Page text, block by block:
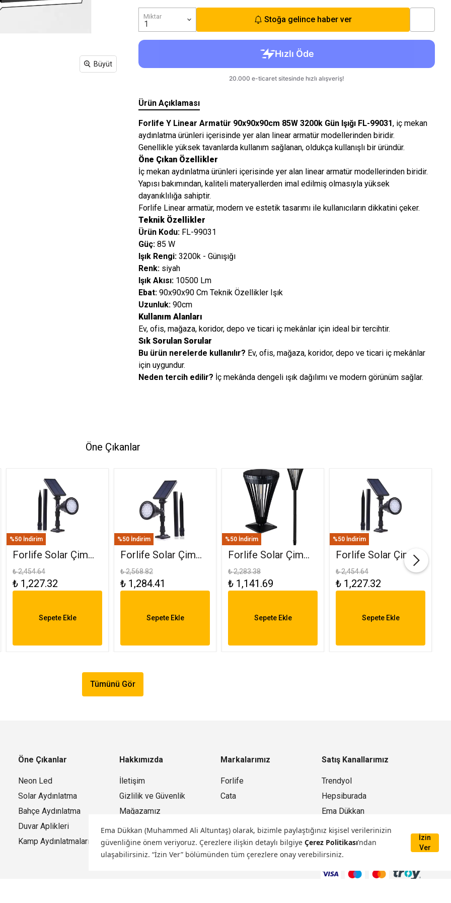
Işıkları
Ema Dükkan (Muhammed Ali Altuntaş) olarak, bizimle paylaştığınız kişisel verilerinizin
güvenliğine önem veriyoruz. Çerezlere ilişkin detaylı bilgiye Çerez Politikası’ndan
ulaşabilirsiniz. “İzin Ver” bölümünden tüm çerezlere onay verebilirsiniz.
İzin
Ver
Büyüt
Miktar Stoğa gelince haber ver
Ürün Açıklaması
Forlife Y Linear Armatür 90x90x90cm 85W 3200k Gün Işığı FL-99031, iç mekan
aydınlatma ürünleri içerisinde yer alan linear armatür modellerinden biridir.
Genellikle yüksek tavanlarda kullanım sağlanan, oldukça kullanışlı bir üründür.
Öne Çıkan Özellikler
İç mekan aydınlatma ürünleri içerisinde yer alan linear armatür modellerinden biridir.
Yapısı bakımından, kaliteli materyallerden imal edilmiş olmasıyla yüksek
dayanıklılığa sahiptir.
Forlife Linear armatür, modern ve estetik tasarımı ile kullanıcıların dikkatini çeker.
Teknik Özellikler
Ürün Kodu: FL-99031
Güç: 85 W
Işık Rengi: 3200k - Günışığı
Renk: siyah
Işık Akısı: 10500 Lm
Ebat: 90x90x90 Cm Teknik Özellikler Işık
Uzunluk: 90cm
Kullanım Alanları
Ev, ofis, mağaza, koridor, depo ve ticari iç mekânlar için ideal bir tercihtir.
Sık Sorulan Sorular
Bu ürün nerelerde kullanılır? Ev, ofis, mağaza, koridor, depo ve ticari iç mekânlar
için uygundur.
Neden tercih edilir? İç mekânda dengeli ışık dağılımı ve modern görünüm sağlar.
Öne Çıkanlar
%50 İndirim
Forlife Solar Çim
Saplama 30W
Amber FL-3121
₺ 2,454.64
₺ 1,227.32
Sepete Ekle
%50 İndirim
Forlife Solar Çim
Armatürü 30W RGB
FL-3121 R
₺ 2,568.82
₺ 1,284.41
Sepete Ekle
%50 İndirim
Forlife Solar Çim
Ve Set Üstü
Armatür 15W FL-
₺ 2,283.38
₺ 1,141.69
Sepete Ekle
%50 İndirim
Forlife Solar Çim
Saplama 30W Yeşil
FL-3121
₺ 2,454.64
₺ 1,227.32
Sepete Ekle
Tümünü Gör
Öne Çıkanlar
Neon Led
Solar Aydınlatma
Bahçe Aydınlatma
Duvar Aplikleri
Kamp Aydınlatmaları
Hakkımızda
İletişim
Gizlilik ve Güvenlik
Mağazamız
Markalarımız
Forlife
Cata
Satış Kanallarımız
Trendyol
Hepsiburada
Ema Dükkan
Mağazamız